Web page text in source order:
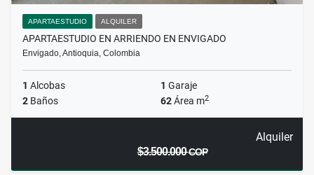
APARTAESTUDIO ALQUILER
APARTAESTUDIO EN ARRIENDO EN ENVIGADO
Envigado, Antioquia, Colombia
1 Alcobas 1 Garaje
2 Baños 62Área m2
Alquiler
$3.500.000COP